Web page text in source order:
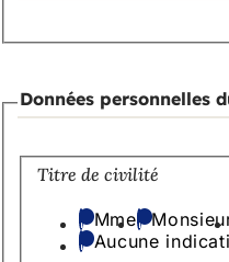
Données personnelles
Titre de civilité
Mme
Aucune